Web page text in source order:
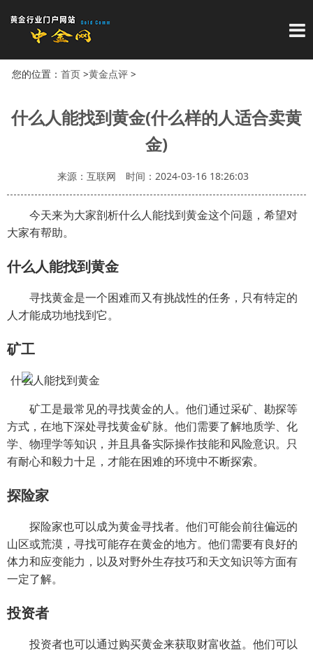
导
您的位置： 首页>黄金点评>
什么人能找到黄金(什么样的人适合卖黄
金)
来源：互联网 时间：2024-03-16 18:26:03
今天来为大家剖析什么人能找到黄金这个问题，希望对
大家有帮助。
什么人能找到黄金
寻找黄金是一个困难而又有挑战性的任务，只有特定的
人才能成功地找到它。
矿工
矿工是最常见的寻找黄金的人。他们通过采矿、勘探等
方式，在地下深处寻找黄金矿脉。他们需要了解地质学、化
学、物理学等知识，并且具备实际操作技能和风险意识。只
有耐心和毅力十足，才能在困难的环境中不断探索。
探险家
探险家也可以成为黄金寻找者。他们可能会前往偏远的
山区或荒漠，寻找可能存在黄金的地方。他们需要有良好的
体力和应变能力，以及对野外生存技巧和天文知识等方面有
一定了解。
投资者
投资者也可以通过购买黄金来获取财富收益。他们可以